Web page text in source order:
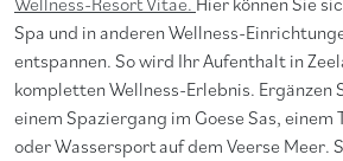
Spa und in anderen Wellness-
entspannen. So wird Ihr Aufenthalt in
kompletten Wellness-Erlebnis. Ergänzen
einem Spaziergang im Goese Sas, einem
oder Wassersport auf dem Veerse Meer.